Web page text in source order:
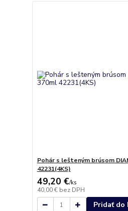
Pohár s lešteným brúsom
42231(4KS)
49,20 €/ks
40,00 € bez DPH
Pridať do